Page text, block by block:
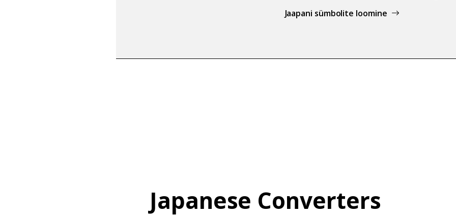
Jaapani sümbolite loomine
Japanese Converters